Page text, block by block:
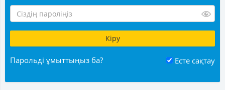
Парольді ұмыттыңыз ба? Есте сақтау